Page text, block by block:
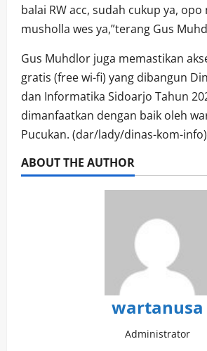
balai RW acc, sudah cukup ya,
musholla wes ya,”terang Gus
Gus Muhdlor juga memastikan
gratis (free wi-fi) yang dibangun
dan Informatika Sidoarjo Tahun
dimanfaatkan dengan baik oleh
Pucukan. (dar/lady/dinas-kom-info)
ABOUT THE AUTHOR
wartanusa
Administrator